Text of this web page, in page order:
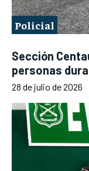
Policial
Sección
personas
28 de julio de 2026